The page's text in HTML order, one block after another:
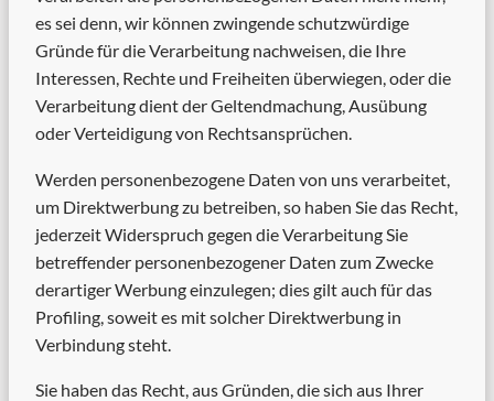
es sei denn, wir können zwingende schutzwürdige
Gründe für die Verarbeitung nachweisen, die Ihre
Interessen, Rechte und Freiheiten überwiegen, oder die
Verarbeitung dient der Geltendmachung, Ausübung
oder Verteidigung von Rechtsansprüchen.
Werden personenbezogene Daten von uns verarbeitet,
um Direktwerbung zu betreiben, so haben Sie das Recht,
jederzeit Widerspruch gegen die Verarbeitung Sie
betreffender personenbezogener Daten zum Zwecke
derartiger Werbung einzulegen; dies gilt auch für das
Profiling, soweit es mit solcher Direktwerbung in
Verbindung steht.
Sie haben das Recht, aus Gründen, die sich aus Ihrer